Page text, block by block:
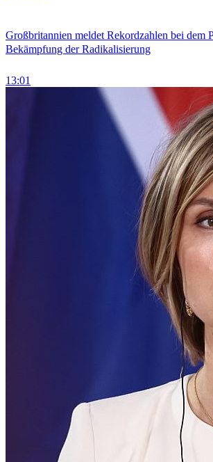
Großbritannien meldet Rekordzahlen bei dem
Bekämpfung der Radikalisierung
13:01